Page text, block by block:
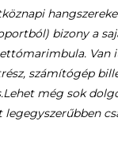
bizony a
Van
számítógép
még sok